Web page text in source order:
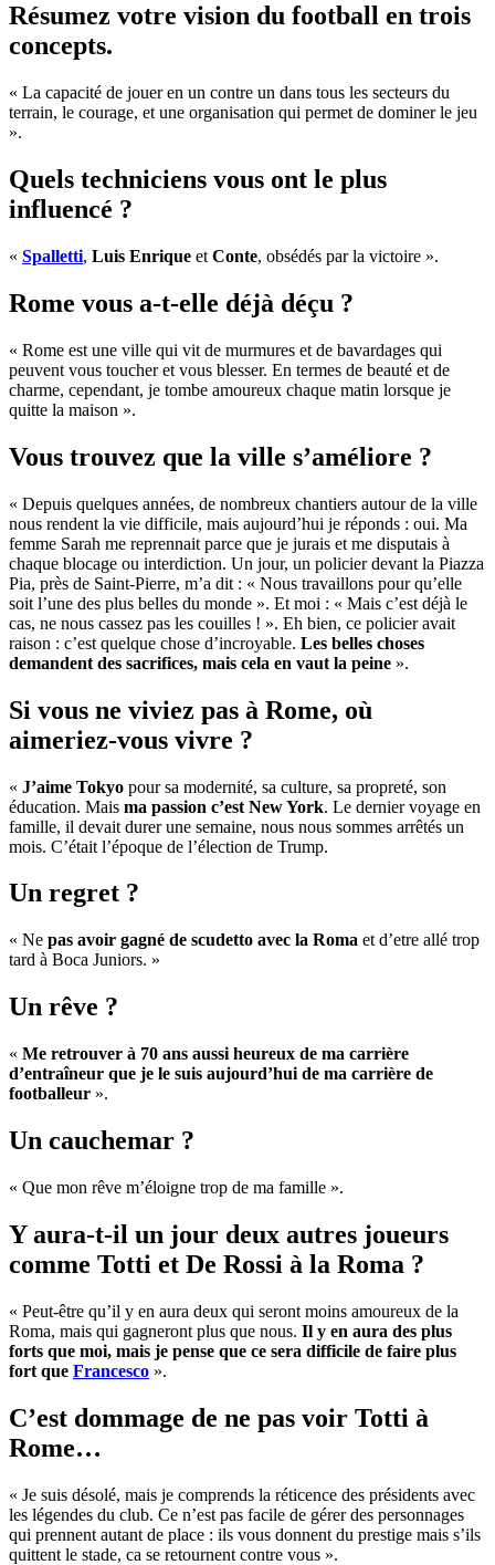
Résumez votre vision du football en trois
concepts.
« La capacité de jouer en un contre un dans tous les secteurs du
terrain, le courage, et une organisation qui permet de dominer le jeu
».
Quels techniciens vous ont le plus
influencé ?
« Spalletti, Luis Enrique et Conte, obsédés par la victoire ».
Rome vous a-t-elle déjà déçu ?
« Rome est une ville qui vit de murmures et de bavardages qui
peuvent vous toucher et vous blesser. En termes de beauté et de
charme, cependant, je tombe amoureux chaque matin lorsque je
quitte la maison ».
Vous trouvez que la ville s’améliore ?
« Depuis quelques années, de nombreux chantiers autour de la ville
nous rendent la vie difficile, mais aujourd’hui je réponds : oui. Ma
femme Sarah me reprennait parce que je jurais et me disputais à
chaque blocage ou interdiction. Un jour, un policier devant la Piazza
Pia, près de Saint-Pierre, m’a dit : « Nous travaillons pour qu’elle
soit l’une des plus belles du monde ». Et moi : « Mais c’est déjà le
cas, ne nous cassez pas les couilles ! ». Eh bien, ce policier avait
raison : c’est quelque chose d’incroyable. Les belles choses
demandent des sacrifices, mais cela en vaut la peine ».
Si vous ne viviez pas à Rome, où
aimeriez-vous vivre ?
« J’aime Tokyo pour sa modernité, sa culture, sa propreté, son
éducation. Mais ma passion c’est New York. Le dernier voyage en
famille, il devait durer une semaine, nous nous sommes arrêtés un
mois. C’était l’époque de l’élection de Trump.
Un regret ?
« Ne pas avoir gagné de scudetto avec la Roma et d’etre allé trop
tard à Boca Juniors. »
Un rêve ?
« Me retrouver à 70 ans aussi heureux de ma carrière
d’entraîneur que je le suis aujourd’hui de ma carrière de
footballeur ».
Un cauchemar ?
« Que mon rêve m’éloigne trop de ma famille ».
Y aura-t-il un jour deux autres joueurs
comme Totti et De Rossi à la Roma ?
« Peut-être qu’il y en aura deux qui seront moins amoureux de la
Roma, mais qui gagneront plus que nous. Il y en aura des plus
forts que moi, mais je pense que ce sera difficile de faire plus
fort que Francesco ».
C’est dommage de ne pas voir Totti à
Rome…
« Je suis désolé, mais je comprends la réticence des présidents avec
les légendes du club. Ce n’est pas facile de gérer des personnages
qui prennent autant de place : ils vous donnent du prestige mais s’ils
quittent le stade, ca se retournent contre vous ».